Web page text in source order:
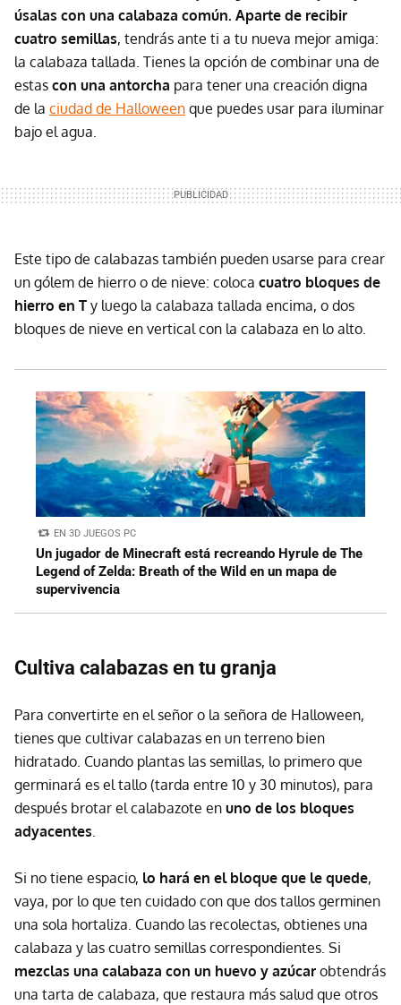
úsalas con una calabaza común. Aparte de recibir
cuatro semillas, tendrás ante ti a tu nueva mejor amiga:
la calabaza tallada. Tienes la opción de combinar una de
estas con una antorcha para tener una creación digna
de la ciudad de Halloween que puedes usar para iluminar
bajo el agua.
Este tipo de calabazas también pueden usarse para crear
un gólem de hierro o de nieve: coloca cuatro bloques de
hierro en T y luego la calabaza tallada encima, o dos
bloques de nieve en vertical con la calabaza en lo alto.
EN 3D JUEGOS PC
Un jugador de Minecraft está recreando Hyrule de The
Legend of Zelda: Breath of the Wild en un mapa de
supervivencia
Cultiva calabazas en tu granja
Para convertirte en el señor o la señora de Halloween,
tienes que cultivar calabazas en un terreno bien
hidratado. Cuando plantas las semillas, lo primero que
germinará es el tallo (tarda entre 10 y 30 minutos), para
después brotar el calabazote en uno de los bloques
adyacentes
Si no tiene espacio, lo hará en el bloque que le quede,
vaya, por lo que ten cuidado con que dos tallos germinen
una sola hortaliza. Cuando las recolectas, obtienes una
calabaza y las cuatro semillas correspondientes. Si
mezclas una calabaza con un huevo y azúcar obtendrás
una tarta de calabaza, que restaura más salud que otros